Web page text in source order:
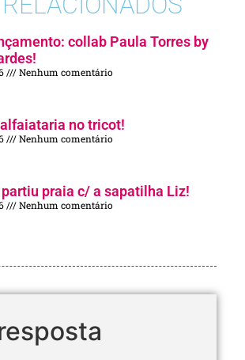
collab Paula Torres by
Nenhum comentário
no tricot!
Nenhum comentário
praia c/ a sapatilha Liz!
Nenhum comentário